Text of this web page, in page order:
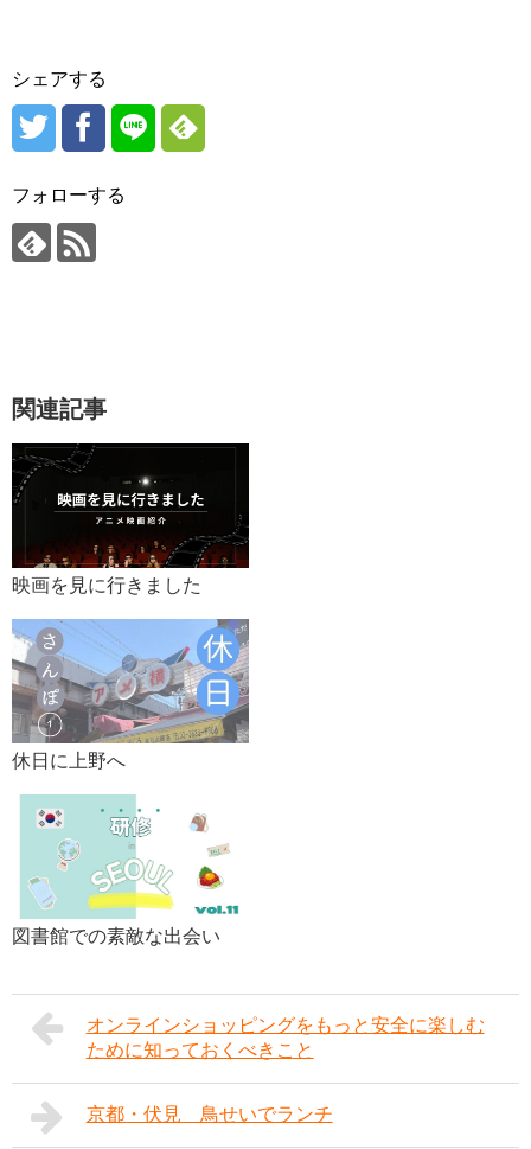
シェアする
フォローする
関連記事
映画を見に行きました
休日に上野へ
図書館での素敵な出会い
オンラインショッピングをもっと安全に楽しむ
ために知っておくべきこと
京都・伏見 鳥せいでランチ